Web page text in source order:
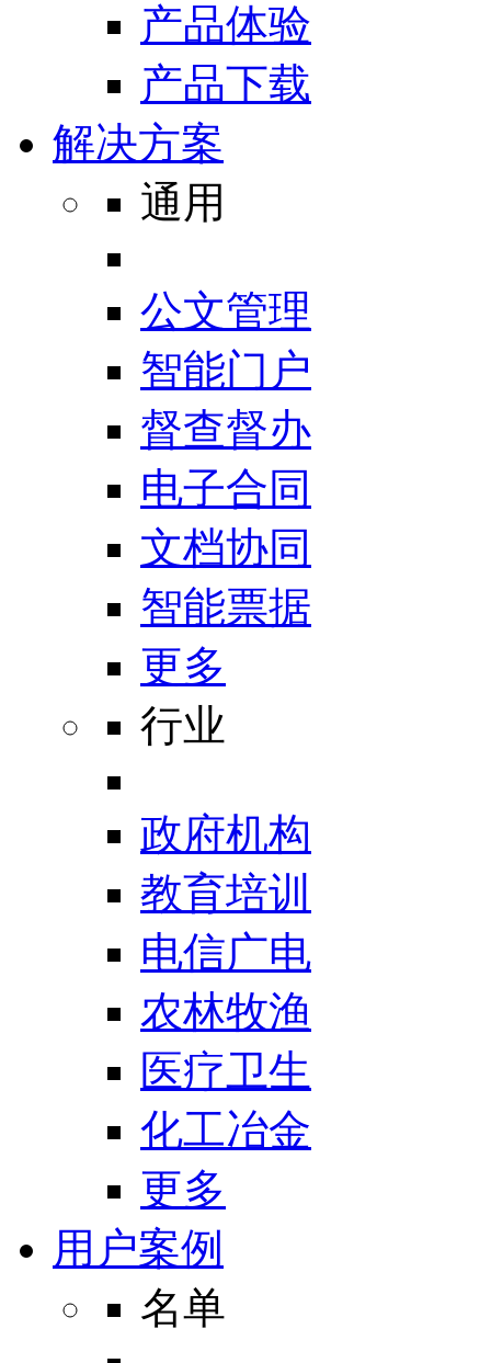
产品体验
产品下载
解决方案
通用
公文管理
智能门户
督查督办
电子合同
文档协同
智能票据
更多
行业
政府机构
教育培训
电信广电
农林牧渔
医疗卫生
化工冶金
更多
用户案例
名单